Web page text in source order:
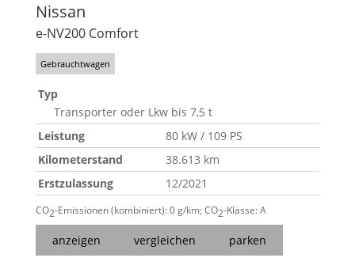
Nissan
e-NV200 Comfort
Gebrauchtwagen
Typ
Transporter oder Lkw bis 7,5 t
Leistung
80 kW / 109 PS
Kilometerstand
38.613 km
Erstzulassung
12/2021
CO2-Emissionen (kombiniert):0 g/km;CO2-Klasse:A
anzeigen vergleichen parken